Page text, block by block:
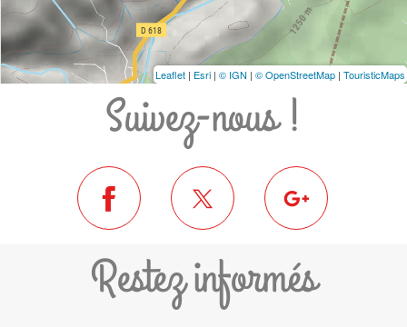
Leaflet | Esri | © IGN | © OpenStreetMap | TouristicMaps
Suivez-nous !
Restez informés